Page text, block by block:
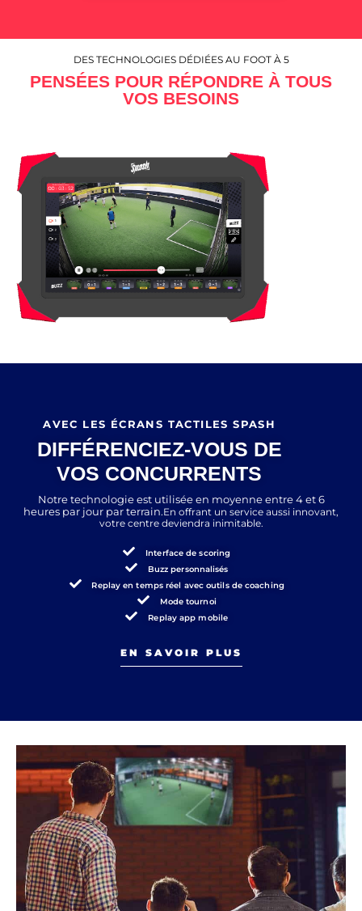
DES TECHNOLOGIES DÉDIÉES AU FOOT À 5
PENSÉES POUR RÉPONDRE À TOUS
VOS BESOINS
AVEC LES ÉCRANS TACTILES SPASH
DIFFÉRENCIEZ-VOUS DE
VOS CONCURRENTS
Notre technologie est utilisée en moyenne entre 4 et 6
heures par jour par terrain.En offrant un service aussi innovant,
votre centre deviendra inimitable.
Interface de scoring
Buzz personnalisés
Replay en temps réel avec outils de coaching
Mode tournoi
Replay app mobile
EN SAVOIR PLUS